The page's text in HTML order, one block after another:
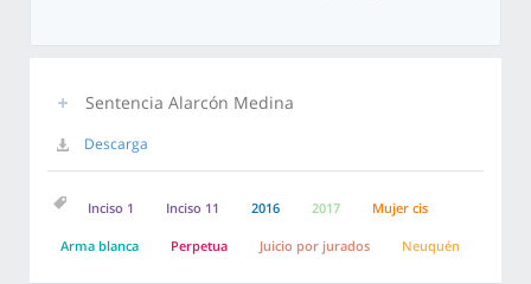
Sentencia Alarcón Medina
Descarga
Inciso 1 Inciso 11 2016 2017 Mujer cis
Arma blanca Perpetua Juicio por jurados Neuquén